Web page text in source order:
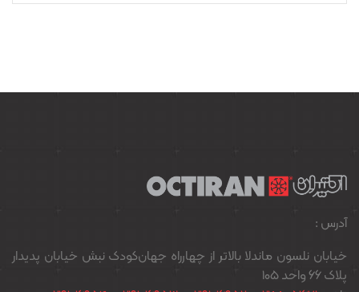
آدرس :
خیابان نلسون ماندلا بالاتر از چهارراه جهان‌کودک نبش خیابان پدیدار
پلاک ۶۶ واحد ۱۰۵